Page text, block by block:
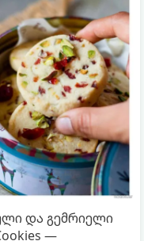
და გემრიელი
—